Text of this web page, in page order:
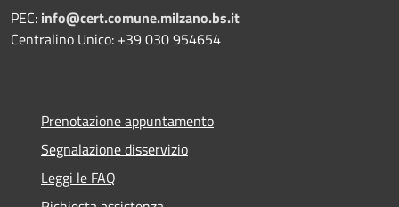
PEC: info@cert.comune.milzano.bs.it
Centralino Unico: +39 030 954654
Prenotazione appuntamento
Segnalazione disservizio
Leggi le FAQ